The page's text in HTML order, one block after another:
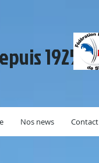
1925.
Nos news Contact